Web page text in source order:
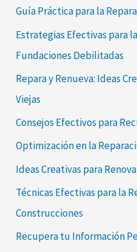
Guía Práctica para la
Estrategias Efectivas para
Fundaciones Debilitadas
Repara y Renueva: Ideas
Viejas
Consejos Efectivos para
Optimización en la
Ideas Creativas para
Técnicas Efectivas para la
Construcciones
Recupera tu Información